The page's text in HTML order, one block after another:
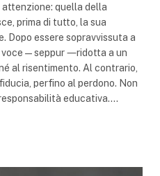
quella della
prima di tutto, la sua
Dopo essere sopravvissuta a
voce — seppur ―ridotta a un
al risentimento. Al contrario,
perfino al perdono. Non
educativa.…